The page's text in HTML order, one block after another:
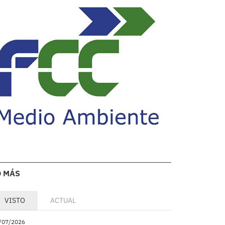
MÁS
VISTO ACTUAL
07/2026